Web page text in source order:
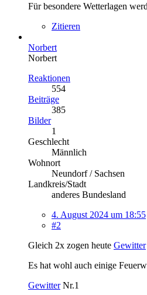
Für besondere Wetterlagen
Zitieren
Norbert
Norbert
Reaktionen
554
Beiträge
385
Bilder
1
Geschlecht
Männlich
Wohnort
Neundorf / Sachsen
Landkreis/Stadt
anderes Bundesland
4. August 2024 um 18:55
#2
Gleich 2x zogen heute Gewitter
Es hat wohl auch einige
GewitterNr.1